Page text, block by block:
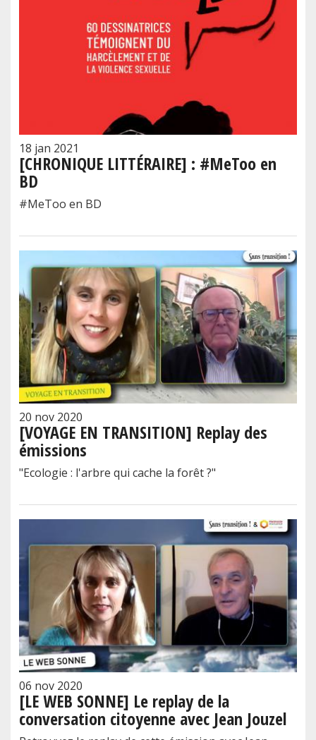
18 jan 2021
[CHRONIQUE LITTÉRAIRE] : #MeToo en
BD
#MeToo en BD
20 nov 2020
[VOYAGE EN TRANSITION] Replay des
émissions
"Ecologie : l'arbre qui cache la forêt ?"
06 nov 2020
[LE WEB SONNE] Le replay de la
conversation citoyenne avec Jean Jouzel